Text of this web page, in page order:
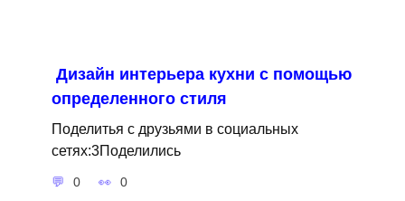
Дизайн интерьера кухни с помощью
определенного стиля
Поделитья с друзьями в социальных
сетях:3Поделились
0 0